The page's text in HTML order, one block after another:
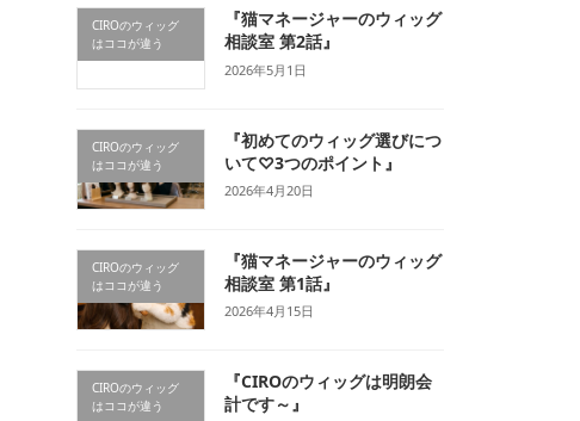
CIROのウィッグ
はココが違う
『猫マネージャーのウィッグ
相談室 第2話』
2026年5月1日
CIROのウィッグ
はココが違う
『初めてのウィッグ選びにつ
いて♡3つのポイント』
2026年4月20日
CIROのウィッグ
はココが違う
『猫マネージャーのウィッグ
相談室 第1話』
2026年4月15日
CIROのウィッグ
はココが違う
『CIROのウィッグは明朗会
計です～』